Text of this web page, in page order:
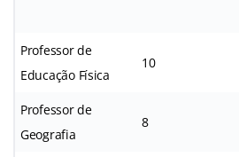
Professor de
Educação Física
10
Professor de
Geografia
8